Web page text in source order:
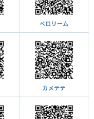
ペロリーム
カメテテ